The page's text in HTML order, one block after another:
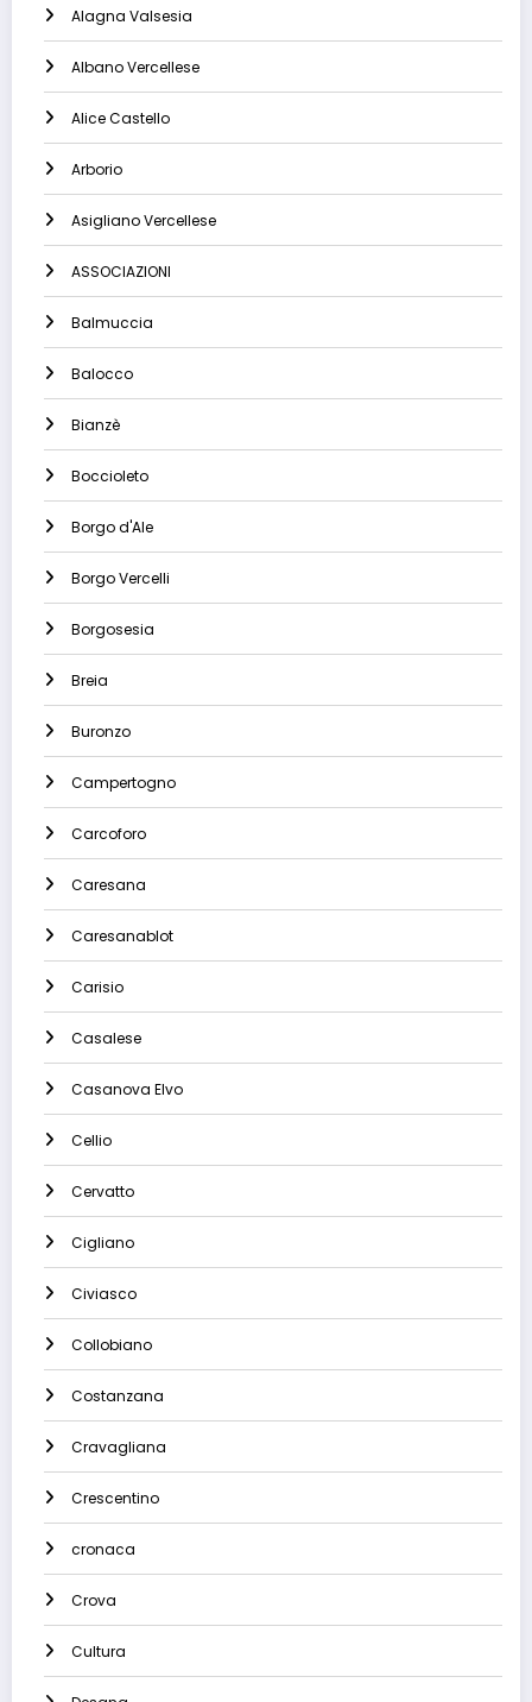
Alagna Valsesia
Albano Vercellese
Alice Castello
Arborio
Asigliano Vercellese
ASSOCIAZIONI
Balmuccia
Balocco
Bianzè
Boccioleto
Borgo d'Ale
Borgo Vercelli
Borgosesia
Breia
Buronzo
Campertogno
Carcoforo
Caresana
Caresanablot
Carisio
Casalese
Casanova Elvo
Cellio
Cervatto
Cigliano
Civiasco
Collobiano
Costanzana
Cravagliana
Crescentino
cronaca
Crova
Cultura